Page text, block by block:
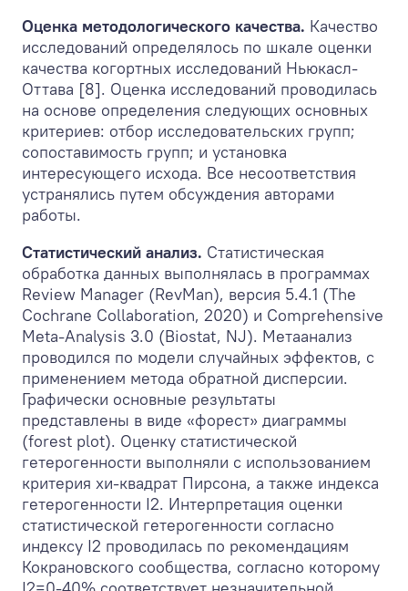
Оценка методологического качества. Качество
исследований определялось по шкале оценки
качества когортных исследований Ньюкасл-
Оттава [8]. Оценка исследований проводилась
на основе определения следующих основных
критериев: отбор исследовательских групп;
сопоставимость групп; и установка
интересующего исхода. Все несоответствия
устранялись путем обсуждения авторами
работы.
Статистический анализ. Статистическая
обработка данных выполнялась в программах
Review Manager (RevMan), версия 5.4.1 (The
Cochrane Collaboration, 2020) и Comprehensive
Meta-Analysis 3.0 (Biostat, NJ). Метаанализ
проводился по модели случайных эффектов, с
применением метода обратной дисперсии.
Графически основные результаты
представлены в виде «форест» диаграммы
(forest plot). Оценку статистической
гетерогенности выполняли с использованием
критерия хи-квадрат Пирсона, а также индекса
гетерогенности I2. Интерпретация оценки
статистической гетерогенности согласно
индексу I2 проводилась по рекомендациям
Кокрановского сообщества, согласно которому